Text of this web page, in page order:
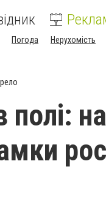
Погода Нерухомість
полі: